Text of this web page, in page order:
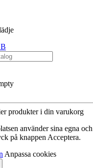
produkter i din varukorg
använder sina egna
på knappen Acceptera.
Anpassa cookies